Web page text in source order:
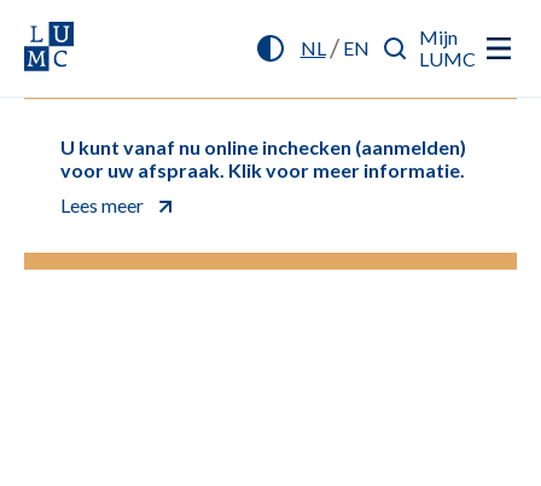
NL/ EN
Mijn
LUMC
U kunt vanaf nu online inchecken (aanmelden)
voor uw afspraak. Klik voor meer informatie.
Lees meer